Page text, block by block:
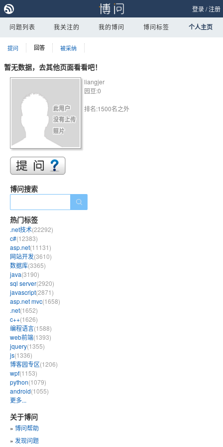
登录/注册
问题列表 我关注的 我的博问 博问标签 个人主页
提问 回答 被采纳
暂无数据，去其他页面看看吧！
liangjer
园豆:0
排名:1500名之外
博问搜索
热门标签
.net技术(22292)
c#(12383)
asp.net(11131)
网站开发(3610)
数据库(3365)
java(3190)
sql server(2920)
javascript(2871)
asp.net mvc(1658)
.net(1652)
c++(1626)
编程语言(1588)
web前端(1393)
jquery(1355)
js(1336)
博客园专区(1206)
wpf(1153)
python(1079)
android(1055)
更多...
关于博问
» 博问帮助
» 发现问题